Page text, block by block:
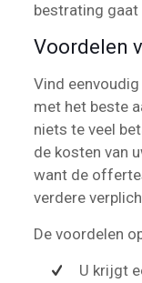
bestrating gaat
Voordelen
Vind
met het beste
niets te veel
de kosten van
want de
verdere
De voordelen
U krijgt